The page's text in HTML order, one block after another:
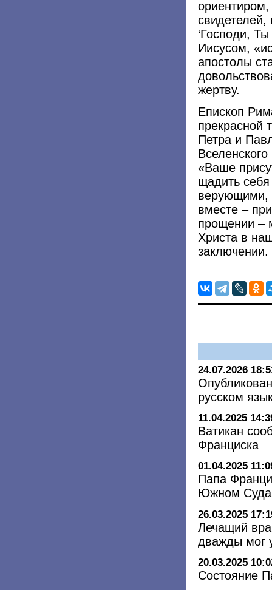
‘Господи,
Иисусом,
апостолы
жертву.
Епископ
прекрасной
Петра и
«Ваше
щадить
верующими,
вместе –
прощении –
Христа в
заключении.
24.07.2026
русском
11.04.2025
Ватикан
Франциска
01.04.2025
Папа
Южном
26.03.2025
Лечащий
дважды мог
20.03.2025
Состояние